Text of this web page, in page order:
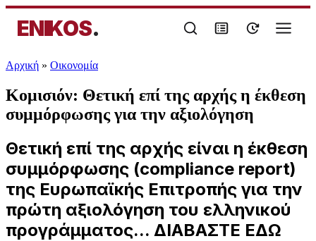
ENIKOS.
Αρχική » Oικονομία
Κομισιόν: Θετική επί της αρχής η έκθεση
συμμόρφωσης για την αξιολόγηση
Θετική επί της αρχής είναι η έκθεση
συμμόρφωσης (compliance report)
της Ευρωπαϊκής Επιτροπής για την
πρώτη αξιολόγηση του ελληνικού
προγράμματος... ΔΙΑΒΑΣΤΕ ΕΔΩ